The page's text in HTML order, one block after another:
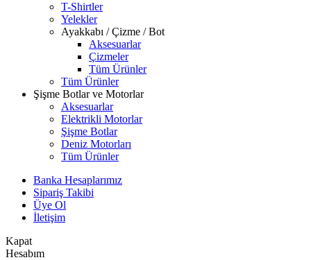
T-Shirtler
Yelekler
Ayakkabı / Çizme / Bot
Aksesuarlar
Çizmeler
Tüm Ürünler
Tüm Ürünler
Şişme Botlar ve Motorlar
Aksesuarlar
Elektrikli Motorlar
Şişme Botlar
Deniz Motorları
Tüm Ürünler
Banka Hesaplarımız
Sipariş Takibi
Üye Ol
İletişim
Kapat
Hesabım